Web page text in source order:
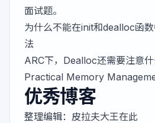
面试题。
为什么不能在init和dealloc函
法
ARC下，Dealloc还需要注意什
Practical Memory
优秀博客
整理编辑： 皮拉夫大王在此